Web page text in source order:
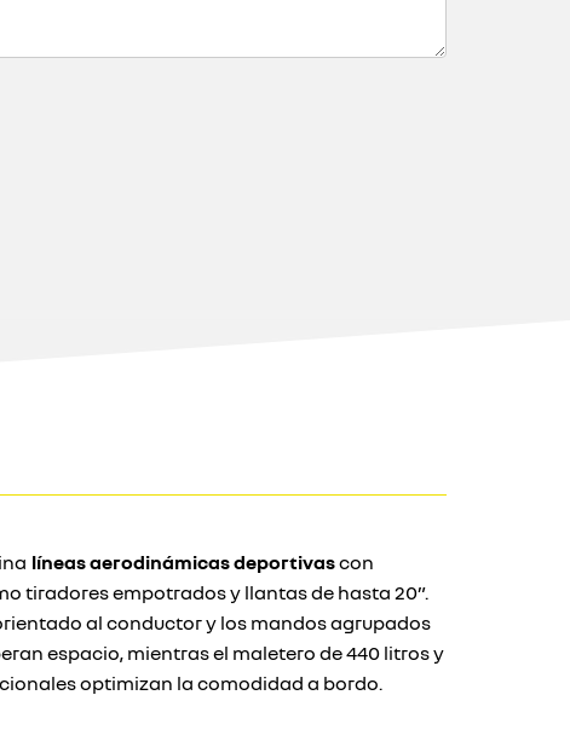
líneas aerodinámicas deportivascon
tiradores empotrados y llantas de hasta 20”.
al conductor y los mandos agrupados
espacio, mientras el maletero de 440 litros y
optimizan la comodidad a bordo.